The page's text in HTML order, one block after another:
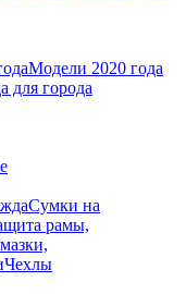
Модели 2020 года
для города
Сумки на
рамы,
Чехлы